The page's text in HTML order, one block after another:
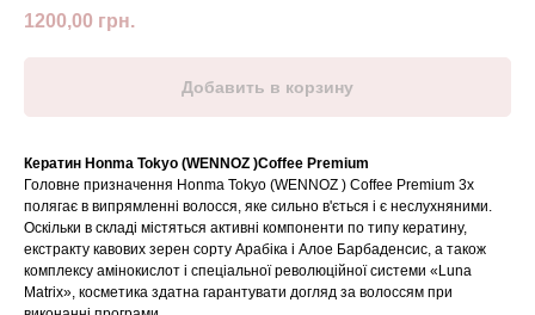
1200,00 грн.
Добавить в корзину
Кератин Honma Tokyo (WENNOZ )Coffee Premium
Головне призначення Honma Tokyo (WENNOZ ) Coffee Premium 3x
полягає в випрямленні волосся, яке сильно в'ється і є неслухняними.
Оскільки в складі містяться активні компоненти по типу кератину,
екстракту кавових зерен сорту Арабіка і Алое Барбаденсис, а також
комплексу амінокислот і спеціальної революційної системи «Luna
Matrix», косметика здатна гарантувати догляд за волоссям при